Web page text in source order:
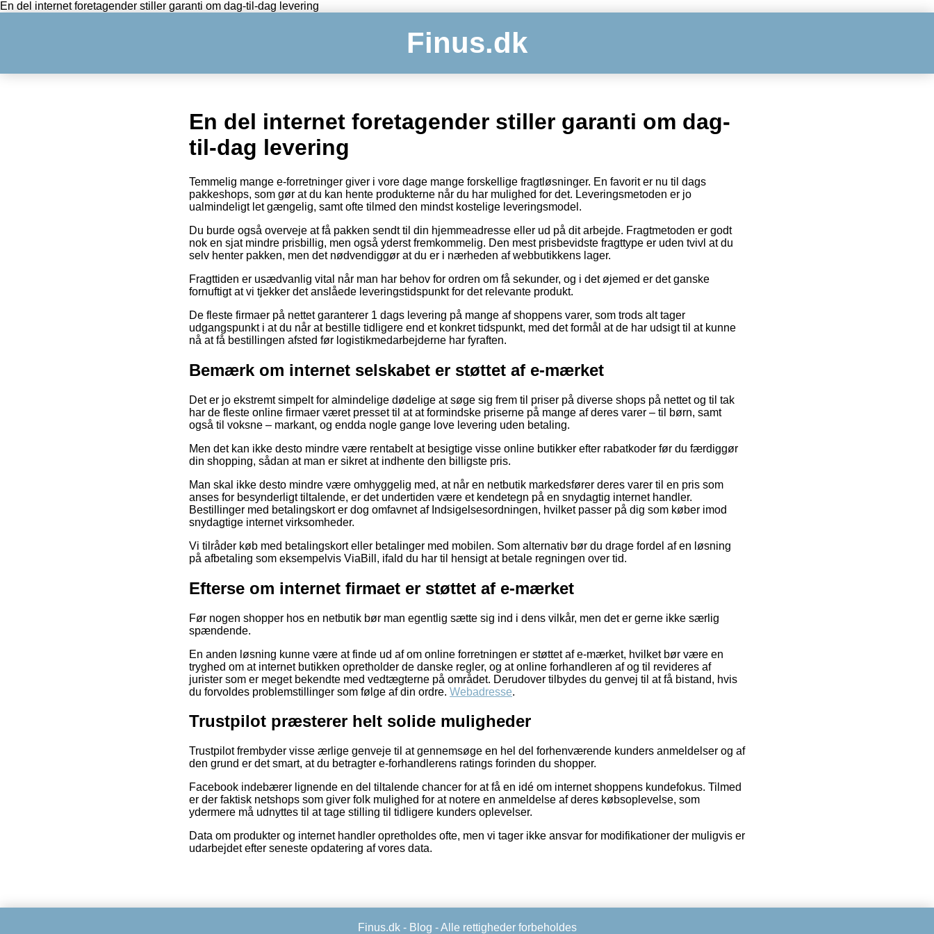
En del internet foretagender stiller garanti om dag-til-dag levering
Finus.dk
En del internet foretagender stiller garanti om dag-
til-dag levering
Temmelig mange e-forretninger giver i vore dage mange forskellige fragtløsninger. En favorit er nu til dags
pakkeshops, som gør at du kan hente produkterne når du har mulighed for det. Leveringsmetoden er jo
ualmindeligt let gængelig, samt ofte tilmed den mindst kostelige leveringsmodel.
Du burde også overveje at få pakken sendt til din hjemmeadresse eller ud på dit arbejde. Fragtmetoden er godt
nok en sjat mindre prisbillig, men også yderst fremkommelig. Den mest prisbevidste fragttype er uden tvivl at du
selv henter pakken, men det nødvendiggør at du er i nærheden af webbutikkens lager.
Fragttiden er usædvanlig vital når man har behov for ordren om få sekunder, og i det øjemed er det ganske
fornuftigt at vi tjekker det anslåede leveringstidspunkt for det relevante produkt.
De fleste firmaer på nettet garanterer 1 dags levering på mange af shoppens varer, som trods alt tager
udgangspunkt i at du når at bestille tidligere end et konkret tidspunkt, med det formål at de har udsigt til at kunne
nå at få bestillingen afsted før logistikmedarbejderne har fyraften.
Bemærk om internet selskabet er støttet af e-mærket
Det er jo ekstremt simpelt for almindelige dødelige at søge sig frem til priser på diverse shops på nettet og til tak
har de fleste online firmaer været presset til at at formindske priserne på mange af deres varer – til børn, samt
også til voksne – markant, og endda nogle gange love levering uden betaling.
Men det kan ikke desto mindre være rentabelt at besigtige visse online butikker efter rabatkoder før du færdiggør
din shopping, sådan at man er sikret at indhente den billigste pris.
Man skal ikke desto mindre være omhyggelig med, at når en netbutik markedsfører deres varer til en pris som
anses for besynderligt tiltalende, er det undertiden være et kendetegn på en snydagtig internet handler.
Bestillinger med betalingskort er dog omfavnet af Indsigelsesordningen, hvilket passer på dig som køber imod
snydagtige internet virksomheder.
Vi tilråder køb med betalingskort eller betalinger med mobilen. Som alternativ bør du drage fordel af en løsning
på afbetaling som eksempelvis ViaBill, ifald du har til hensigt at betale regningen over tid.
Efterse om internet firmaet er støttet af e-mærket
Før nogen shopper hos en netbutik bør man egentlig sætte sig ind i dens vilkår, men det er gerne ikke særlig
spændende.
En anden løsning kunne være at finde ud af om online forretningen er støttet af e-mærket, hvilket bør være en
tryghed om at internet butikken opretholder de danske regler, og at online forhandleren af og til revideres af
jurister som er meget bekendte med vedtægterne på området. Derudover tilbydes du genvej til at få bistand, hvis
du forvoldes problemstillinger som følge af din ordre. Webadresse.
Trustpilot præsterer helt solide muligheder
Trustpilot frembyder visse ærlige genveje til at gennemsøge en hel del forhenværende kunders anmeldelser og af
den grund er det smart, at du betragter e-forhandlerens ratings forinden du shopper.
Facebook indebærer lignende en del tiltalende chancer for at få en idé om internet shoppens kundefokus. Tilmed
er der faktisk netshops som giver folk mulighed for at notere en anmeldelse af deres købsoplevelse, som
ydermere må udnyttes til at tage stilling til tidligere kunders oplevelser.
Data om produkter og internet handler opretholdes ofte, men vi tager ikke ansvar for modifikationer der muligvis er
udarbejdet efter seneste opdatering af vores data.
Finus.dk - Blog - Alle rettigheder forbeholdes